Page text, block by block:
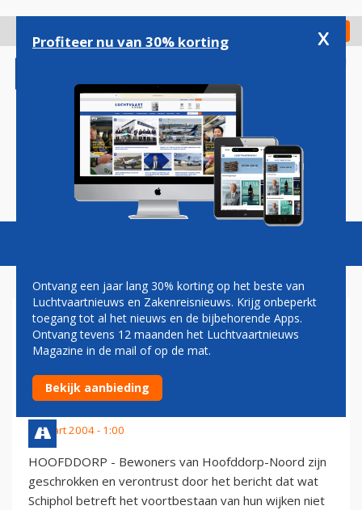
gaan
Check in
Magazine Podcasts Vacatures
VERONTRUSTING OVER
SCHIPHOL-PLAN IN
HOOFDDORP
5 maart 2004 - 1:00
HOOFDDORP - Bewoners van Hoofddorp-Noord zijn
geschrokken en verontrust door het bericht dat wat
Schiphol betreft het voortbestaan van hun wijken niet
Profiteer nu van 30% korting x
Ontvang een jaar lang 30% korting op het beste van
Luchtvaartnieuws en Zakenreisnieuws. Krijg onbeperkt
toegang tot al het nieuws en de bijbehorende Apps.
Ontvang tevens 12 maanden het Luchtvaartnieuws
Magazine in de mail of op de mat.
Bekijk aanbieding